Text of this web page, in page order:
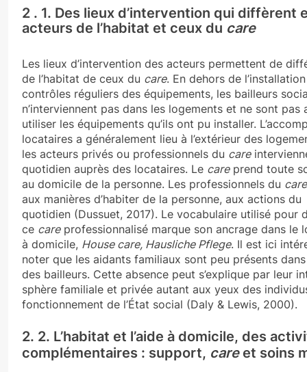
2 . 1. Des lieux d’intervention qui diffèrent
acteurs de l’habitat et ceux du care
Les lieux d’intervention des acteurs permettent de
de l’habitat de ceux du care. En dehors de
contrôles réguliers des équipements, les bailleurs
n’interviennent pas dans les logements et ne sont pas
utiliser les équipements qu’ils ont pu installer.
locataires a généralement lieu à l’extérieur des
les acteurs privés ou professionnels du care
quotidien auprès des locataires. Le careprend toute
au domicile de la personne. Les professionnels du care
aux manières d’habiter de la personne, aux actions du
quotidien (Dussuet, 2017). Le vocabulaire utilisé pour
ce careprofessionnalisé marque son ancrage dans le
à domicile, House care, Hausliche Pflege. Il est ici
noter que les aidants familiaux sont peu présents
des bailleurs. Cette absence peut s’explique par leur
sphère familiale et privée autant aux yeux des
fonctionnement de l’État social (Daly & Lewis, 2000).
2. 2. L’habitat et l’aide à domicile, des
complémentaires : support, care et soins